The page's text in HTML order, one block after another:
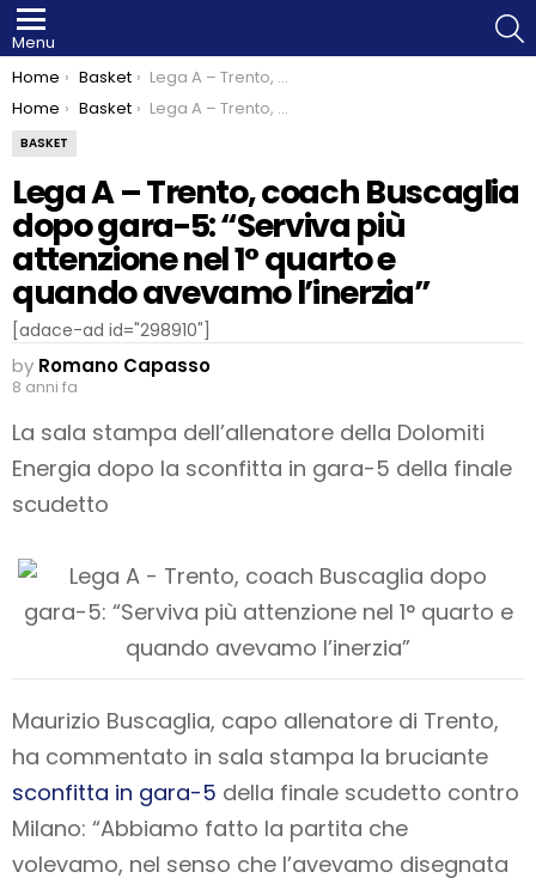
Menu
You are here:
Home Basket
Lega A – Trento, coach Buscaglia dopo gara-5: “Serviva più attenzione nel 1° quarto e quando avevamo l’inerzia”
You are here:
Home Basket Lega A – Trento, coach Buscaglia dopo gara-5: “Serviva più attenzione nel 1° quarto e quando avevamo l’inerzia”
BASKET
Lega A – Trento, coach Buscaglia
dopo gara-5: “Serviva più
attenzione nel 1° quarto e
quando avevamo l’inerzia”
[adace-ad id="298910"]
by Romano Capasso
8 anni fa
La sala stampa dell’allenatore della Dolomiti
Energia dopo la sconfitta in gara-5 della finale
scudetto
Maurizio Buscaglia, capo allenatore di Trento,
ha commentato in sala stampa la bruciante
sconfitta in gara-5 della finale scudetto contro
Milano: “Abbiamo fatto la partita che
volevamo, nel senso che l’avevamo disegnata